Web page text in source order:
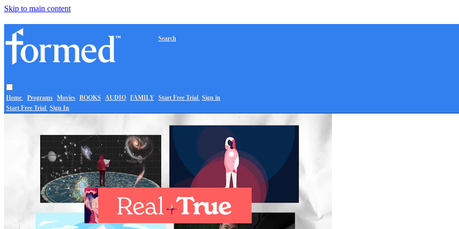
Skip to main content
Home Programs Movies BOOKS AUDIO FAMILY
Search
Start Free Trial Sign in
Start Free Trial Sign In